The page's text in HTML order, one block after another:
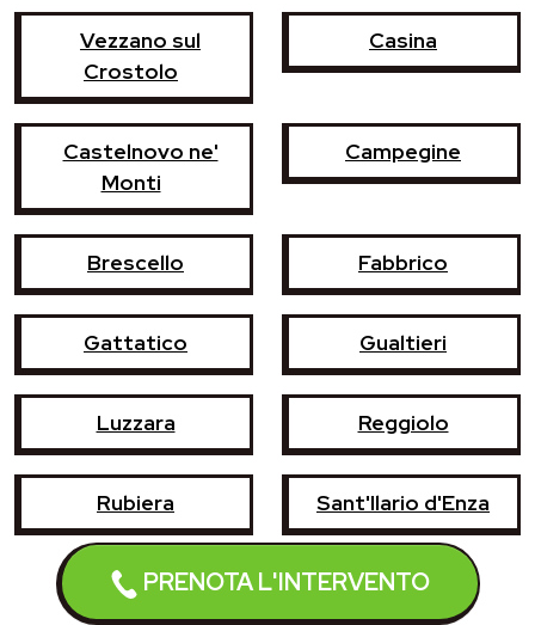
PRENOTA L'INTERVENTO
Vezzano sul
Crostolo
Casina
Castelnovo ne'
Monti
Campegine
Brescello Fabbrico
Gattatico Gualtieri
Luzzara Reggiolo
Rubiera Sant'Ilario d'Enza